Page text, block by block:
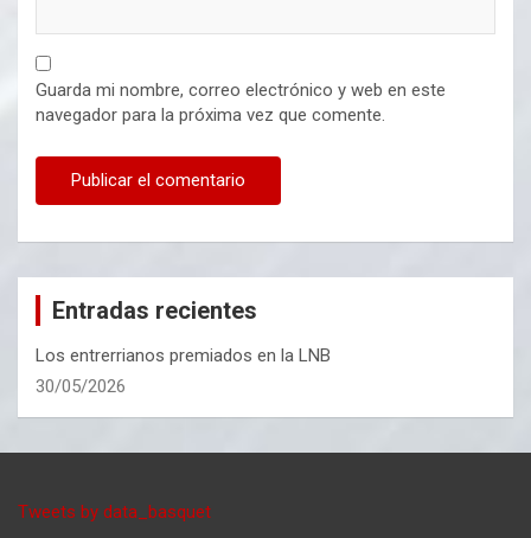
Guarda mi nombre, correo electrónico y web en este
navegador para la próxima vez que comente.
Entradas recientes
Los entrerrianos premiados en la LNB
30/05/2026
Tweets by data_basquet